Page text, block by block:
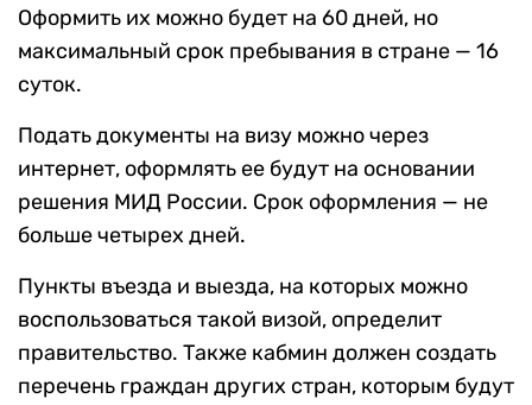
Оформить их можно будет на 60 дней, но
максимальный срок пребывания в стране — 16
суток.
Подать документы на визу можно через
интернет, оформлять ее будут на основании
решения МИД России. Срок оформления — не
больше четырех дней.
Пункты въезда и выезда, на которых можно
воспользоваться такой визой, определит
правительство. Также кабмин должен создать
перечень граждан других стран, которым будут